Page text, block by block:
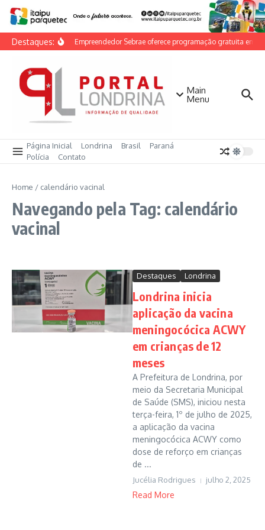
Ir para o conteúdo
Destaques:Feira do Empreendedor Sebrae oferece programação gratuita em
Main
Menu
Página Inicial Londrina Brasil
Paraná
Polícia
Contato
Home / calendário vacinal
Navegando pela Tag: calendário
vacinal
Destaques Londrina
Londrina inicia
aplicação da vacina
meningocócica ACWY
em crianças de 12
meses
A Prefeitura de Londrina, por
meio da Secretaria Municipal
de Saúde (SMS), iniciou nesta
terça-feira, 1º de julho de 2025,
a aplicação da vacina
meningocócica ACWY como
dose de reforço em crianças
de ...
Jucélia Rodrigues julho 2, 2025
Read More